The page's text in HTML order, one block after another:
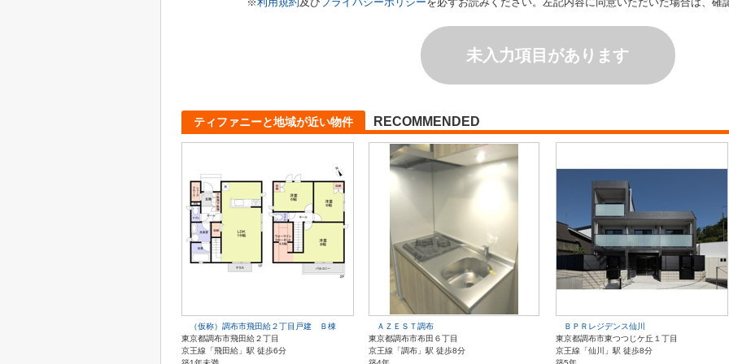
未入力項目があります
ティファニーと地域が近い物件 RECOMMENDED
（仮称）調布市飛田給２丁目戸建 Ｂ棟
東京都調布市飛田給２丁目
京王線「飛田給」駅 徒歩6分
ＡＺＥＳＴ調布
東京都調布市布田６丁目
京王線「調布」駅 徒歩8分
ＢＰＲレジデンス仙川
東京都調布市東つつじケ丘１丁目
京王線「仙川」駅 徒歩8分